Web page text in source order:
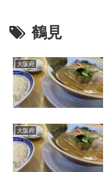
鶴見
大阪府
大阪府